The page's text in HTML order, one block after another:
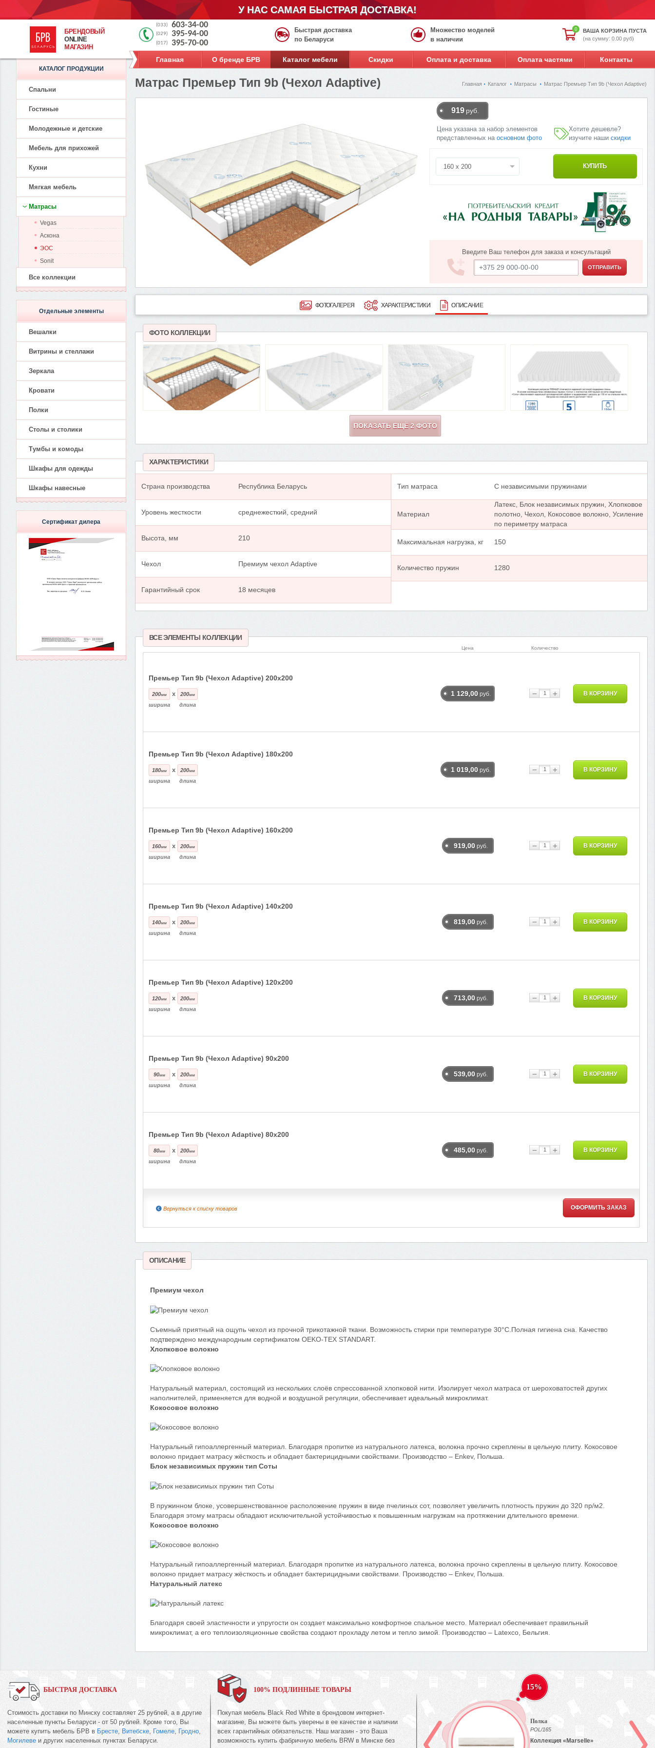
У НАС САМАЯ БЫСТРАЯ ДОСТАВКА!
БРЕНДОВЫЙ
ONLINE
МАГАЗИН
0
ВАША КОРЗИНА ПУСТА
(на сумму: 0.00 руб)
(033) 603-34-00
(029) 395-94-00
(017) 395-70-00
Быстрая доставка
по Беларуси
Множество моделей
в наличии
Главная О бренде БРВ Каталог мебели Скидки Оплата и доставка Оплата частями Контакты
Главная Каталог Матрасы Матрас Премьер Тип 9b (Чехол Adaptive)
Матрас Премьер Тип 9b (Чехол Adaptive)
919 руб.
Цена указана за набор элементов
представленных наосновном фото
Хотите дешевле?
изучите наши скидки
160 x 200 КУПИТЬ
Введите Ваш телефон для заказа и консультаций
ОТПРАВИТЬ
ФОТОГАЛЕРЕЯ ХАРАКТЕРИСТИКИ ОПИСАНИЕ
ФОТО КОЛЛЕКЦИИ
ПОКАЗАТЬ ЕЩЁ 2ФОТО
ХАРАКТЕРИСТИКИ
Страна производства Республика Беларусь
Уровень жесткости среднежесткий, средний
Высота, мм 210
Чехол Премиум чехол Adaptive
Гарантийный срок 18 месяцев
Тип матраса С независимыми пружинами
Материал
Латекс, Блок независимых пружин, Хлопковое
полотно, Чехол, Кокосовое волокно, Усиление
по периметру матраса
Максимальная нагрузка, кг 150
Количество пружин 1280
ВСЕ ЭЛЕМЕНТЫ КОЛЛЕКЦИИ
Цена Количество
Премьер Тип 9b (Чехол Adaptive) 200х200
200мм
ширина
x 200мм
длина
1 129,00 руб. − + В КОРЗИНУ
Премьер Тип 9b (Чехол Adaptive) 180х200
180мм
ширина
x 200мм
длина
1 019,00 руб. − + В КОРЗИНУ
Премьер Тип 9b (Чехол Adaptive) 160х200
160мм
ширина
x 200мм
длина
919,00 руб. − + В КОРЗИНУ
Премьер Тип 9b (Чехол Adaptive) 140х200
140мм
ширина
x 200мм
длина
819,00 руб. − + В КОРЗИНУ
Премьер Тип 9b (Чехол Adaptive) 120х200
120мм
ширина
x 200мм
длина
713,00 руб. − + В КОРЗИНУ
Премьер Тип 9b (Чехол Adaptive) 90х200
90мм
ширина
x 200мм
длина
539,00 руб. − + В КОРЗИНУ
Премьер Тип 9b (Чехол Adaptive) 80х200
80мм
ширина
x 200мм
длина
485,00 руб. − + В КОРЗИНУ
Вернуться к списку товаров ОФОРМИТЬ ЗАКАЗ
ОПИСАНИЕ
Премиум чехол
Съемный приятный на ощупь чехол из прочной трикотажной ткани. Возможность стирки при температуре 30°С.Полная гигиена сна. Качество
подтверждено международным сертификатом OEKO-TEX STANDART.
Хлопковое волокно
Натуральный материал, состоящий из нескольких слоёв спрессованной хлопковой нити. Изолирует чехол матраса от шероховатостей других
наполнителей, применяется для водной и воздушной регуляции, обеспечивает идеальный микроклимат.
Кокосовое волокно
Натуральный гипоаллергенный материал. Благодаря пропитке из натурального латекса, волокна прочно скреплены в цельную плиту. Кокосовое
волокно придает матрасу жёсткость и обладает бактерицидными свойствами. Производство – Enkev, Польша.
Блок независимых пружин тип Соты
В пружинном блоке, усовершенствованное расположение пружин в виде пчелиных сот, позволяет увеличить плотность пружин до 320 пр/м2.
Благодаря этому матрасы обладают исключительной устойчивостью к повышенным нагрузкам на протяжении длительного времени.
Кокосовое волокно
Натуральный гипоаллергенный материал. Благодаря пропитке из натурального латекса, волокна прочно скреплены в цельную плиту. Кокосовое
волокно придает матрасу жёсткость и обладает бактерицидными свойствами. Производство – Enkev, Польша.
Натуральный латекс
Благодаря своей эластичности и упругости он создает максимально комфортное спальное место. Материал обеспечивает правильный
микроклимат, а его теплоизоляционные свойства создают прохладу летом и тепло зимой. Производство – Latexco, Бельгия.
КАТАЛОГ ПРОДУКЦИИ
Спальни
Гостиные
Молодежные и детские
Мебель для прихожей
Кухни
Мягкая мебель
Матрасы
Vegas
Аскона
ЭОС
Sonit
Все коллекции
Отдельные элементы
Вешалки
Витрины и стеллажи
Зеркала
Кровати
Полки
Столы и столики
Тумбы и комоды
Шкафы для одежды
Шкафы навесные
Сертификат дилера
БЫСТРАЯ ДОСТАВКА
Стоимость доставки по Минску составляет 25 рублей, а в другие
населенные пункты Беларуси - от 50 рублей. Кроме того, Вы
можете купить мебель БРВ в Бресте Витебске Гомеле Гродно
Могилеве и других населенных пунктах Беларуси.
100% ПОДЛИННЫЕ ТОВАРЫ
Покупая мебель Black Red White в брендовом интернет-
магазине, Вы можете быть уверены в ее качестве и наличии
всех гарантийных обязательств. Наш магазин - это Ваша
возможность купить фабричную мебель BRW в Минске без
15%
Полка
POL/165
Коллекция «Marselle»